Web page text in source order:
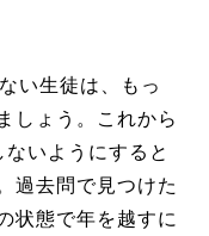
い生徒は、もっ
しょう。これから
いようにすると
過去問で見つけた
状態で年を越すに